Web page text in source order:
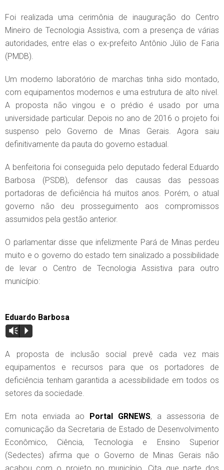
Foi realizada uma cerimônia de inauguração do Centro
Mineiro de Tecnologia Assistiva, com a presença de várias
autoridades, entre elas o ex-prefeito Antônio Júlio de Faria
(PMDB).
Um moderno laboratório de marchas tinha sido montado,
com equipamentos modernos e uma estrutura de alto nível.
A proposta não vingou e o prédio é usado por uma
universidade particular. Depois no ano de 2016 o projeto foi
suspenso pelo Governo de Minas Gerais. Agora saiu
definitivamente da pauta do governo estadual.
A benfeitoria foi conseguida pelo deputado federal Eduardo
Barbosa (PSDB), defensor das causas das pessoas
portadoras de deficiência há muitos anos. Porém, o atual
governo não deu prosseguimento aos compromissos
assumidos pela gestão anterior.
O parlamentar disse que infelizmente Pará de Minas perdeu
muito e o governo do estado tem sinalizado a possibilidade
de levar o Centro de Tecnologia Assistiva para outro
município:
Eduardo Barbosa
Vm P
A proposta de inclusão social prevê cada vez mais
equipamentos e recursos para que os portadores de
deficiência tenham garantida a acessibilidade em todos os
setores da sociedade.
Em nota enviada ao Portal GRNEWS, a assessoria de
comunicação da Secretaria de Estado de Desenvolvimento
Econômico, Ciência, Tecnologia e Ensino Superior
(Sedectes) afirma que o Governo de Minas Gerais não